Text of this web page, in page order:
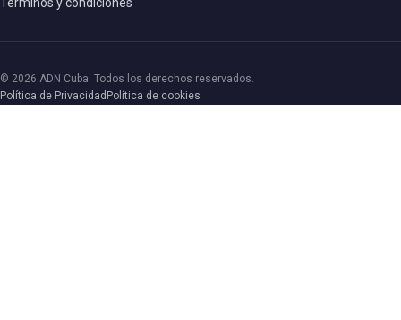
© 2026 ADN Cuba. Todos los derechos reservados.
Política de Privacidad Política de cookies